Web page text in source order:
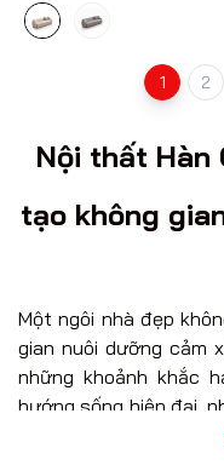
1 2
Nội thất Hàn
tạo không
Một ngôi nhà đẹp
gian nuôi dưỡng cảm
những khoảnh khắc
hướng sống hiện đại,
sang trọng, tinh